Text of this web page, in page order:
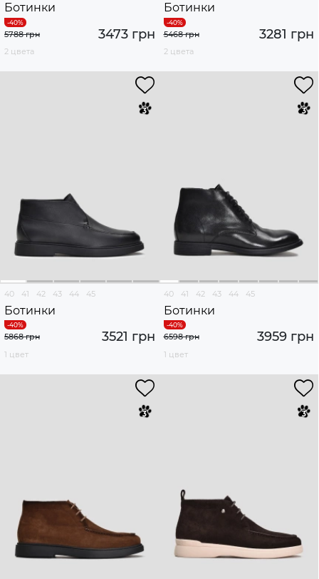
Ботинки
3473 грн
5788 грн
2 цвета
Ботинки
3281 грн
5468 грн
2 цвета
40 41 42 43 44 45
Ботинки
3521 грн
5868 грн
1 цвет
40 41 42 43 44 45
Ботинки
3959 грн
6598 грн
1 цвет